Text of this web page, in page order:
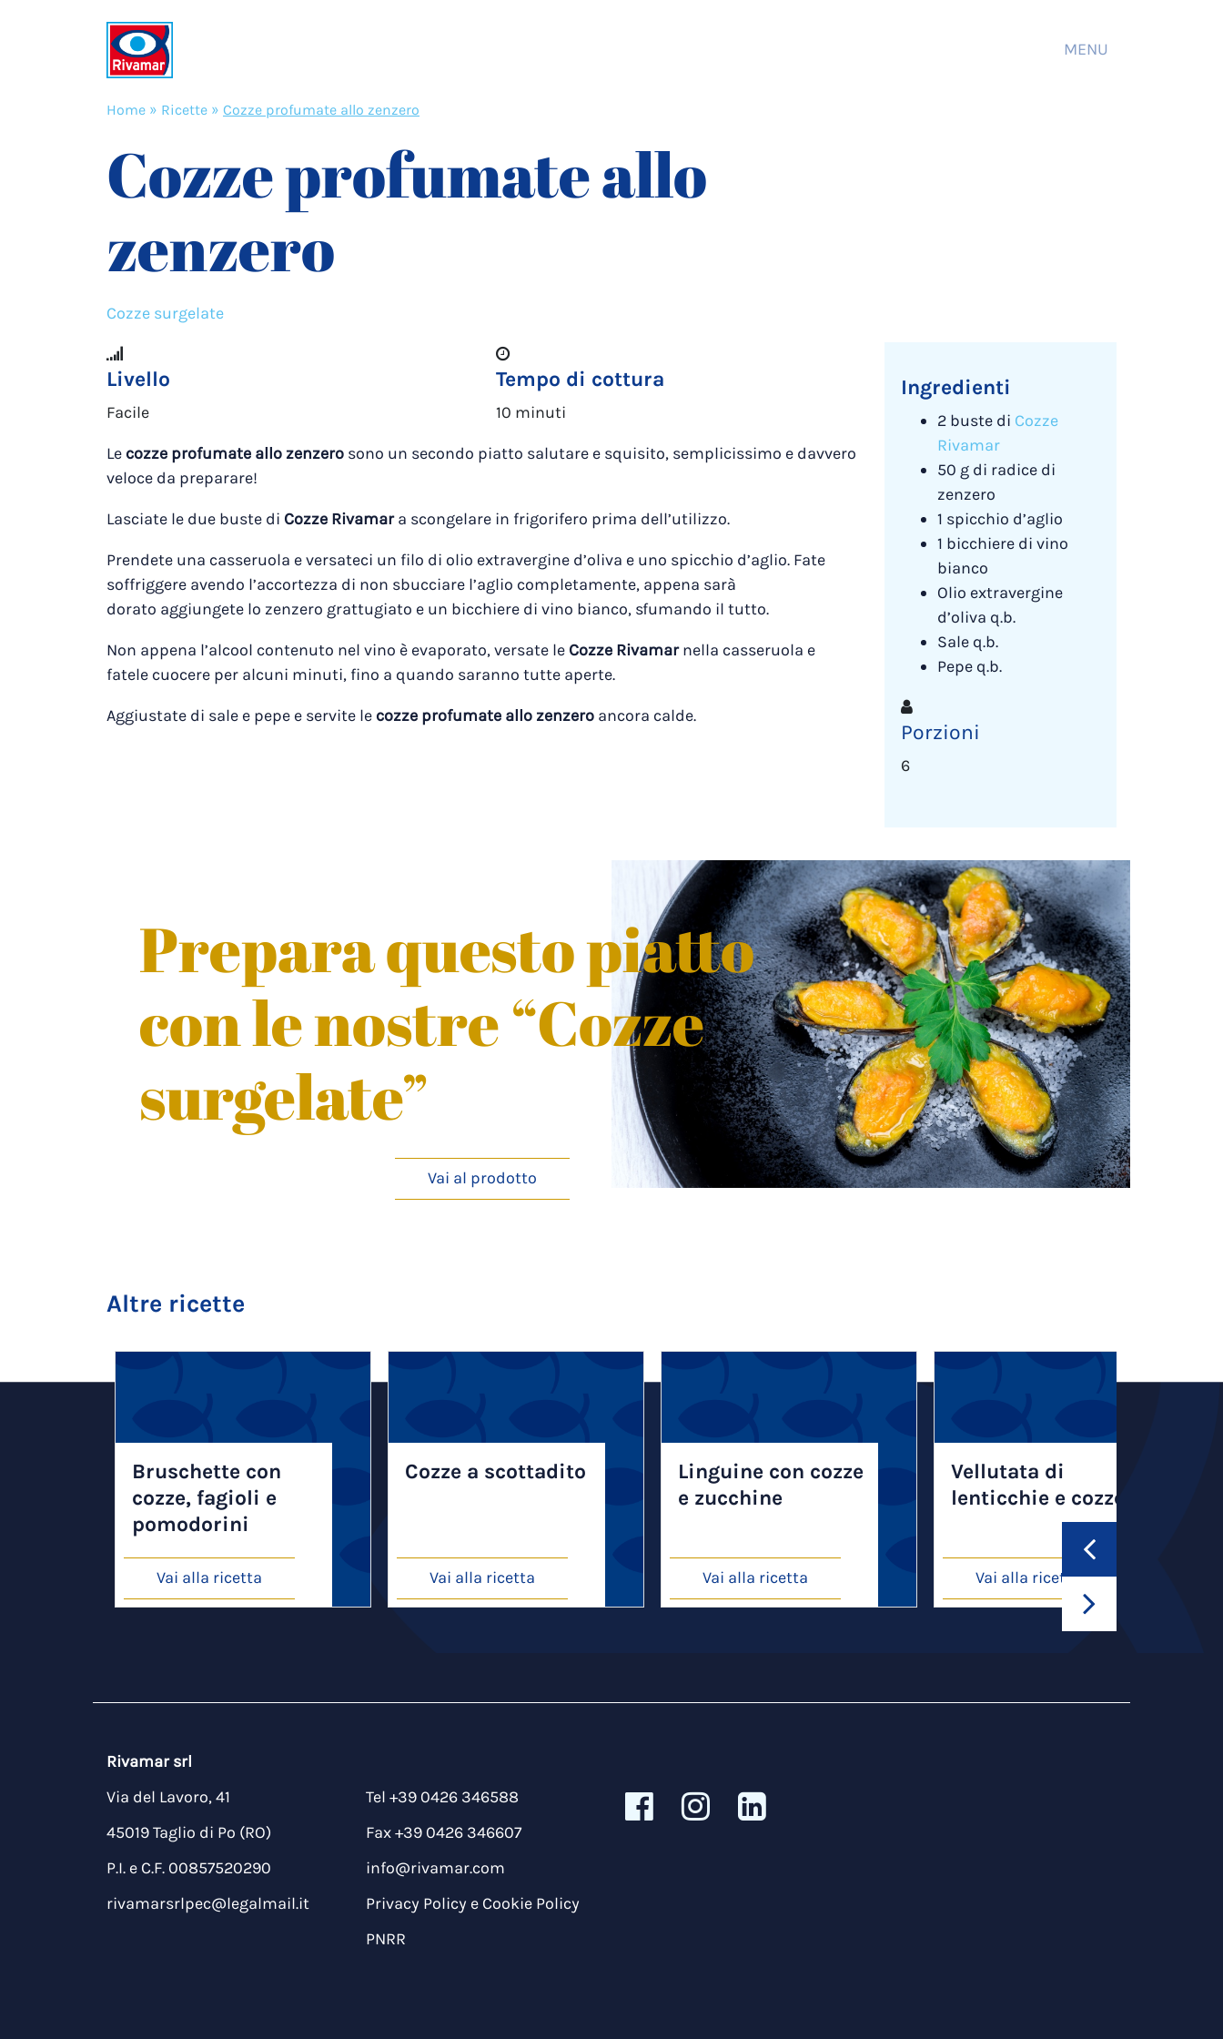
MENU
Home » Ricette » Cozze profumate allo zenzero
Cozze profumate allo
zenzero
Cozze surgelate
Livello
Facile
Tempo di cottura
10 minuti
Le cozze profumate allo zenzero sono un secondo piatto salutare e squisito, semplicissimo e davvero
veloce da preparare!
Lasciate le due buste di Cozze Rivamara scongelare in frigorifero prima dell’utilizzo.
Prendete una casseruola e versateci un filo di olio extravergine d’oliva e uno spicchio d’aglio. Fate
soffriggere avendo l’accortezza di non sbucciare l’aglio completamente, appena sarà
dorato aggiungete lo zenzero grattugiato e un bicchiere di vino bianco, sfumando il tutto.
Non appena l’alcool contenuto nel vino è evaporato, versate le Cozze Rivamarnella casseruola e
fatele cuocere per alcuni minuti, fino a quando saranno tutte aperte.
Aggiustate di sale e pepe e servite le cozze profumate allo zenzero ancora calde.
Ingredienti
2 buste di Cozze
Rivamar
50 g di radice di
zenzero
1 spicchio d’aglio
1 bicchiere di vino
bianco
Olio extravergine
d’oliva q.b.
Sale q.b.
Pepe q.b.
Porzioni
6
Prepara questo piatto
con le nostre “Cozze
surgelate”
Vai al prodotto
Altre ricette
Bruschette con
cozze, fagioli e
pomodorini
Vai alla ricetta
Cozze a scottadito
Vai alla ricetta
Linguine con cozze
e zucchine
Vai alla ricetta
Vellutata di
lenticchie e cozze
Vai alla ricetta
Rivamar srl
Via del Lavoro, 41
45019 Taglio di Po (RO)
P.I. e C.F. 00857520290
rivamarsrlpec@legalmail.it
Tel +39 0426 346588
Fax +39 0426 346607
info@rivamar.com
Privacy Policy e Cookie Policy
PNRR